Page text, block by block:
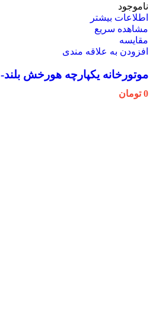
ناموجود
اطلاعات بیشتر
مشاهده سریع
مقایسه
افزودن به علاقه مندی
موتورخانه یکپارچه هورخش بلند- 5 پره
0 تومان